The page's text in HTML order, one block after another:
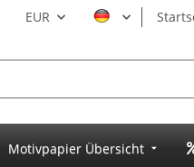
EUR
Motivpapier Übersicht